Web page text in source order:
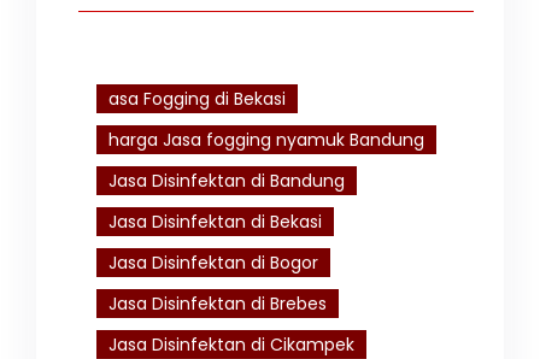
asa Fogging di Bekasi
harga Jasa fogging nyamuk Bandung
Jasa Disinfektan di Bandung
Jasa Disinfektan di Bekasi
Jasa Disinfektan di Bogor
Jasa Disinfektan di Brebes
Jasa Disinfektan di Cikampek